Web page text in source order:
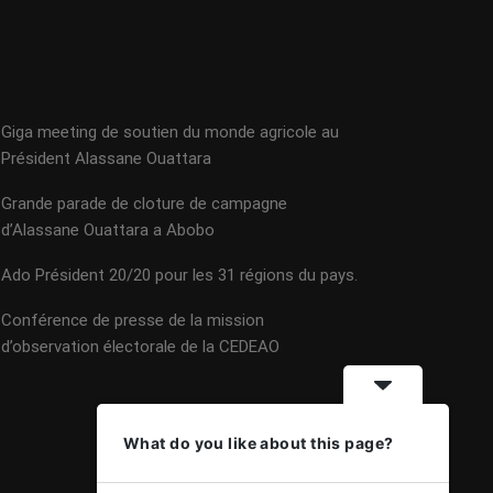
Giga meeting de soutien du monde agricole au
Président Alassane Ouattara
Grande parade de cloture de campagne
d’Alassane Ouattara a Abobo
Ado Président 20/20 pour les 31 régions du pays.
Conférence de presse de la mission
d’observation électorale de la CEDEAO
What do you like about this page?